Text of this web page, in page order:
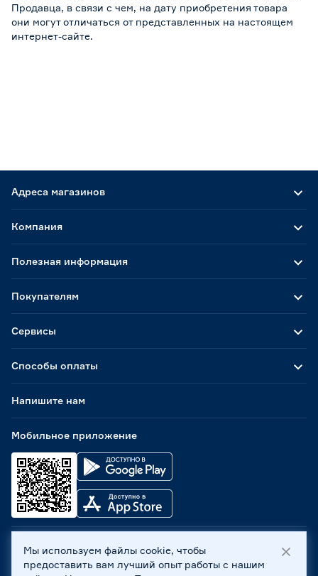
Продавца, в связи с чем, на дату приобретения товара
они могут отличаться от представленных на настоящем
интернет-сайте.
Адреса магазинов
Способы оплаты
Мобильное приложение
Компания
Полезная информация
Покупателям
Сервисы
Напишите нам
ООО «Бауцентр Рус» 2004 -2026, 236029, г. Калининград,
ул. А.Невского, 205. ИНН 7702596813, КПП 390601001 ©
Мы используем файлы cookie, чтобы
предоставить вам лучший опыт работы с нашим